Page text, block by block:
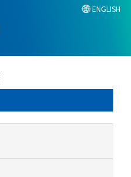
ENGLISH